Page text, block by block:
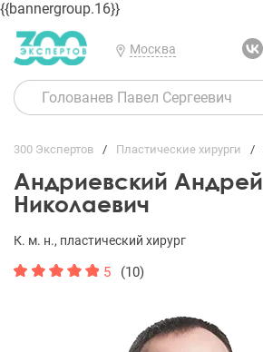
{{bannergroup.16}}
Москва
300 Экспертов Пластические хирурги
Андриевский Андрей
Николаевич
К. м. н., пластический хирург
5 (10)
ГЛАВНАЯ ОТЗЫВЫ